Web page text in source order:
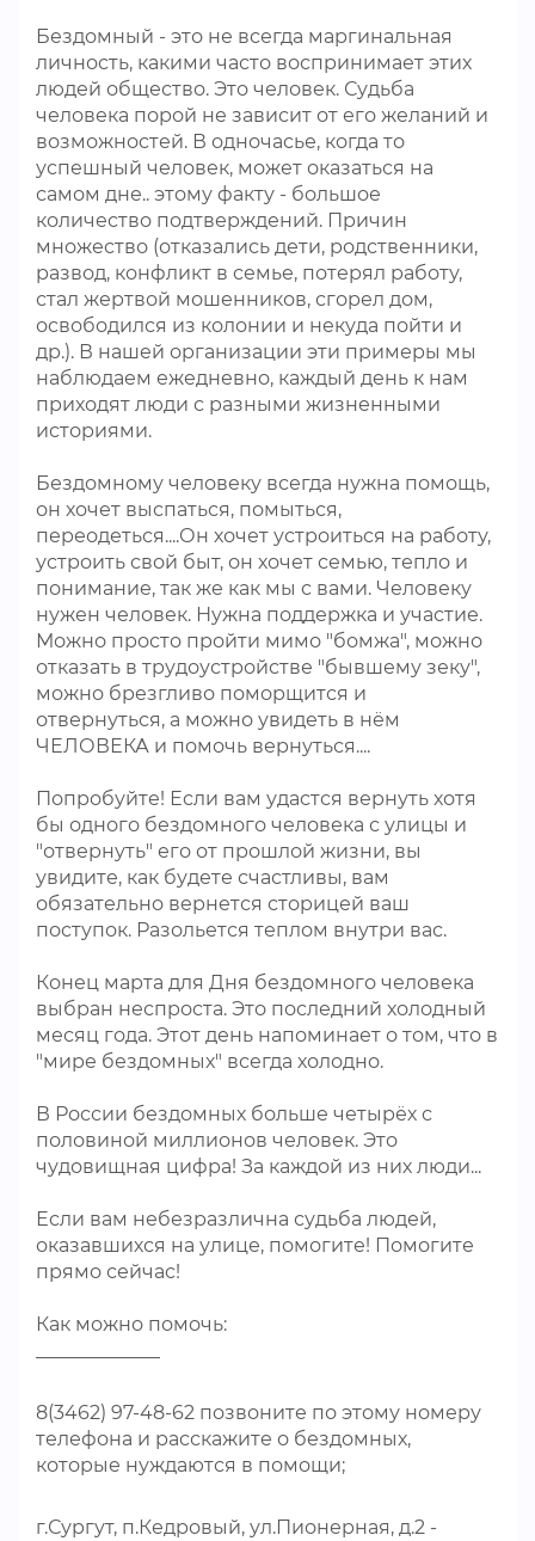
Бездомный - это не всегда маргинальная
личность, какими часто воспринимает этих
людей общество. Это человек. Судьба
человека порой не зависит от его желаний и
возможностей. В одночасье, когда то
успешный человек, может оказаться на
самом дне.. этому факту - большое
количество подтверждений. Причин
множество (отказались дети, родственники,
развод, конфликт в семье, потерял работу,
стал жертвой мошенников, сгорел дом,
освободился из колонии и некуда пойти и
др.). В нашей организации эти примеры мы
наблюдаем ежедневно, каждый день к нам
приходят люди с разными жизненными
историями.
Бездомному человеку всегда нужна помощь,
он хочет выспаться, помыться,
переодеться....Он хочет устроиться на работу,
устроить свой быт, он хочет семью, тепло и
понимание, так же как мы с вами. Человеку
нужен человек. Нужна поддержка и участие.
Можно просто пройти мимо "бомжа", можно
отказать в трудоустройстве "бывшему зеку",
можно брезгливо поморщится и
отвернуться, а можно увидеть в нём
ЧЕЛОВЕКА и помочь вернуться....
Попробуйте! Если вам удастся вернуть хотя
бы одного бездомного человека с улицы и
"отвернуть" его от прошлой жизни, вы
увидите, как будете счастливы, вам
обязательно вернется сторицей ваш
поступок. Разольется теплом внутри вас.
Конец марта для Дня бездомного человека
выбран неспроста. Это последний холодный
месяц года. Этот день напоминает о том, что в
"мире бездомных" всегда холодно.
В России бездомных больше четырёх с
половиной миллионов человек. Это
чудовищная цифра! За каждой из них люди...
Если вам небезразлична судьба людей,
оказавшихся на улице, помогите! Помогите
прямо сейчас!
Как можно помочь:
8(3462) 97-48-62 позвоните по этому номеру
телефона и расскажите о бездомных,
которые нуждаются в помощи;
г.Сургут, п.Кедровый, ул.Пионерная, д.2 -